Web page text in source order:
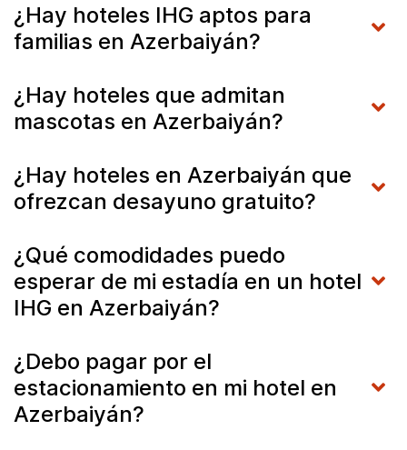
¿Hay hoteles IHG aptos para
familias en Azerbaiyán?
¿Hay hoteles que admitan
mascotas en Azerbaiyán?
¿Hay hoteles en Azerbaiyán que
ofrezcan desayuno gratuito?
¿Qué comodidades puedo
esperar de mi estadía en un hotel
IHG en Azerbaiyán?
¿Debo pagar por el
estacionamiento en mi hotel en
Azerbaiyán?